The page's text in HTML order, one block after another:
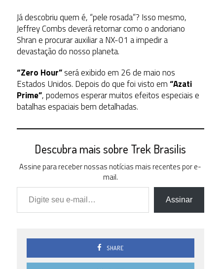
Já descobriu quem é, “pele rosada”? Isso mesmo,
Jeffrey Combs deverá retornar como o andoriano
Shran e procurar auxiliar a NX-01 a impedir a
devastação do nosso planeta.
“Zero Hour”será exibido em 26 de maio nos
Estados Unidos. Depois do que foi visto em“Azati
Prime”, podemos esperar muitos efeitos especiais e
batalhas espaciais bem detalhadas.
Descubra mais sobre Trek Brasilis
Assine para receber nossas notícias mais recentes por e-
mail.
Digite seu e-mail…
Assinar
SHARE